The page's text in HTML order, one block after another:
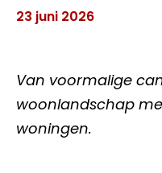
23 juni 2026
Van voormalige
woonlandschap
woningen.